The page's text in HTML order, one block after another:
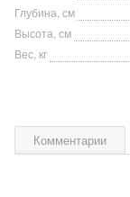
Глубина, см
Высота, см
Вес, кг
Комментарии